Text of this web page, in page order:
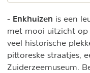
- Enkhuizen is een
met mooi uitzicht op
veel historische
pittoreske straatjes,
Zuiderzeemuseum.